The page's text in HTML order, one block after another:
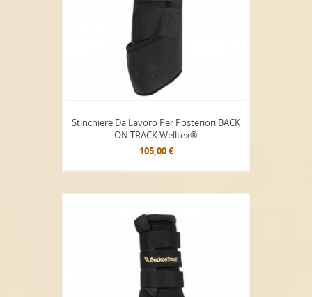
Stinchiere Da Lavoro Per Posteriori BACK
ON TRACK Welltex®
105,00 €